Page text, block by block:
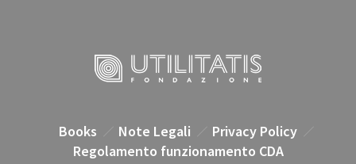
Books Note Legali
Privacy Policy
Regolamento funzionamento CDA